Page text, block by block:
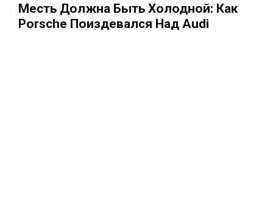
Месть Должна Быть Холодной: Как
Porsche Поиздевался Над Audi